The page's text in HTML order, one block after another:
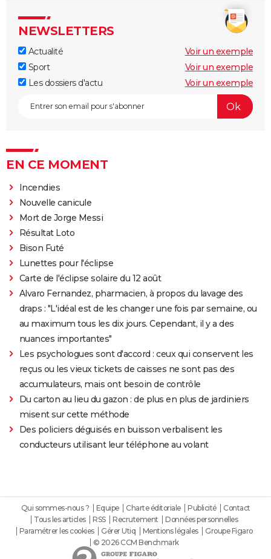
NEWSLETTERS
Actualité
Voir un exemple
Sport
Voir un exemple
Les dossiers d'actu
Voir un exemple
EN CE MOMENT
Incendies
Nouvelle canicule
Mort de Jorge Messi
Résultat Loto
Bison Futé
Lunettes pour l'éclipse
Carte de l'éclipse solaire du 12 août
Alvaro Fernandez, pharmacien, à propos du lavage des
draps : "L'idéal est de les changer une fois par semaine, ou
au maximum tous les dix jours. Cependant, il y a des
nuances importantes"
Les psychologues sont d'accord : ceux qui conservent les
reçus ou les vieux tickets de caisses ne sont pas des
accumulateurs, mais ont besoin de contrôle
Du carton au lieu du gazon : de plus en plus de jardiniers
misent sur cette méthode
Des policiers déguisés en buisson verbalisent les
conducteurs utilisant leur téléphone au volant
Qui sommes-nous ? Equipe Charte éditoriale Publicité
Contact
Tous les articles
RSS Recrutement
Données personnelles
Paramétrer les cookies
Gérer Utiq Mentions légales
Groupe Figaro
© 2026 CCM Benchmark